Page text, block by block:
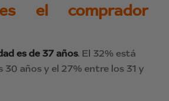
el comprador
es de 37 años. El 32% está
30 años y el 27% entre los 31 y